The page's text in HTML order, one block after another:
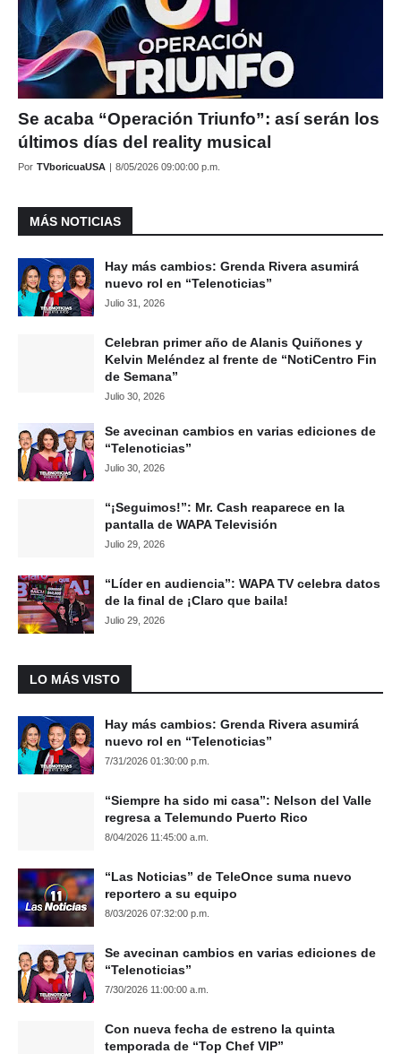
Se acaba “Operación Triunfo”: así serán los
últimos días del reality musical
Por TVboricuaUSA | 8/05/2026 09:00:00 p.m.
MÁS NOTICIAS
Hay más cambios: Grenda Rivera asumirá
nuevo rol en “Telenoticias”
Julio 31, 2026
Celebran primer año de Alanis Quiñones y
Kelvin Meléndez al frente de “NotiCentro Fin
de Semana”
Julio 30, 2026
Se avecinan cambios en varias ediciones de
“Telenoticias”
Julio 30, 2026
“¡Seguimos!”: Mr. Cash reaparece en la
pantalla de WAPA Televisión
Julio 29, 2026
“Líder en audiencia”: WAPA TV celebra datos
de la final de ¡Claro que baila!
Julio 29, 2026
LO MÁS VISTO
Hay más cambios: Grenda Rivera asumirá
nuevo rol en “Telenoticias”
7/31/2026 01:30:00 p.m.
“Siempre ha sido mi casa”: Nelson del Valle
regresa a Telemundo Puerto Rico
8/04/2026 11:45:00 a.m.
“Las Noticias” de TeleOnce suma nuevo
reportero a su equipo
8/03/2026 07:32:00 p.m.
Se avecinan cambios en varias ediciones de
“Telenoticias”
7/30/2026 11:00:00 a.m.
Con nueva fecha de estreno la quinta
temporada de “Top Chef VIP”